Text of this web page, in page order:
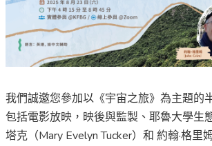
我們誠邀您參加以《宇宙之旅》為主題的
包括電影放映，映後與監製、耶魯大學生
塔克（Mary Evelyn Tucker）和 約翰·格里